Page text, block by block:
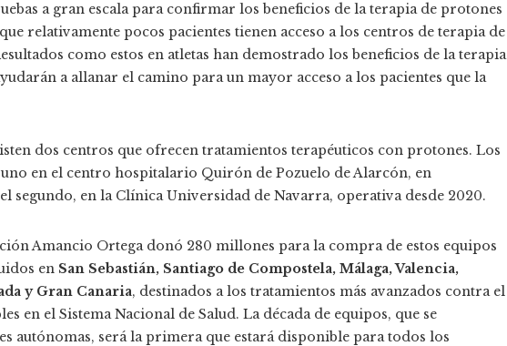
a gran escala para confirmar los beneficios de la terapia de protones
relativamente pocos pacientes tienen acceso a los centros de terapia de
como estos en atletas han demostrado los beneficios de la terapia
a allanar el camino para un mayor acceso a los pacientes que la
dos centros que ofrecen tratamientos terapéuticos con protones. Los
en el centro hospitalario Quirón de Pozuelo de Alarcón, en
segundo, en la Clínica Universidad de Navarra, operativa desde 2020.
Amancio Ortega donó 280 millones para la compra de estos equipos
en San Sebastián, Santiago de Compostela, Málaga, Valencia,
y Gran Canaria, destinados a los tratamientos más avanzados contra el
en el Sistema Nacional de Salud. La década de equipos, que se
autónomas, será la primera que estará disponible para todos los